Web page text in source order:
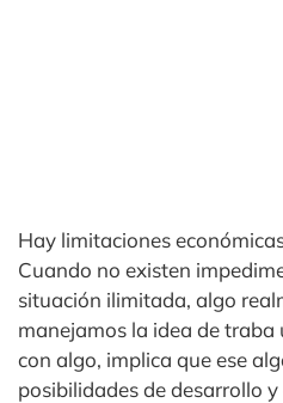
Hay limitaciones
Cuando no existen
situación ilimitada, algo
manejamos la idea de traba
con algo, implica que ese
posibilidades de desarrollo